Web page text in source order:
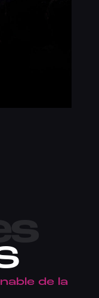
de la